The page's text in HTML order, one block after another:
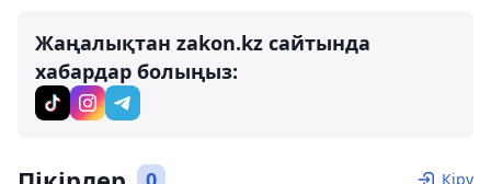
Жаңалықтан zakon.kz сайтында
хабардар болыңыз:
Кіру